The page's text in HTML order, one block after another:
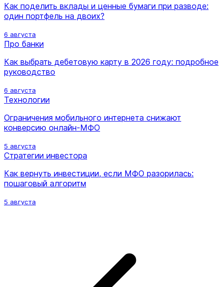
Как поделить вклады и ценные бумаги при разводе:
один портфель на двоих?
6 августа
Про банки
Как выбрать дебетовую карту в 2026 году: подробное
руководство
6 августа
Технологии
Ограничения мобильного интернета снижают
конверсию онлайн-МФО
5 августа
Стратегии инвестора
Как вернуть инвестиции, если МФО разорилась:
пошаговый алгоритм
5 августа